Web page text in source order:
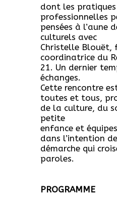
dont les pratiques
professionnelles
pensées à l’aune
culturels avec
Christelle Blouët,
coordinatrice du
21. Un dernier
échanges.
Cette rencontre
toutes et tous,
de la culture, du
petite
enfance et
dans l’intention
démarche qui
paroles.
PROGRAMME